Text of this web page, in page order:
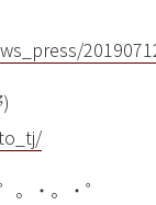
・。・゜